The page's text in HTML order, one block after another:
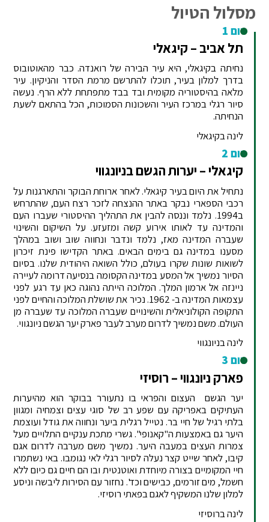
מסלול הטיול
יום 1
תל אביב – קיגאלי
נחיתה בקיגאלי, היא עיר הבירה של רואנדה. כבר מהאוטובוס
בדרך למלון בעיר, תוכלו להתרשם מרמת הסדר והניקיון. עיר
מלאה בהיסטוריה מקומית ובד בבד מתפתחת ללא הרף. נעשה
סיור רגלי במרכז העיר והשכונות הסמוכות, הכל בהתאם לשעת
הנחיתה.
לינה בקיגאלי
יום 2
קיגאלי – יערות הגשם בניונגווי
נתחיל את היום בעיר קיגאלי. לאחר ארוחת הבוקר והתארגנות על
רכבי הספארי נבקר באתר ההנצחה לזכר רצח העם, שהתרחש
ב1994. נלמד וננסה להבין את התהליך ההיסטורי שעברו העם
והמדינה עד לאותו אירוע קשה ומזעזע. על השיקום והשינוי
שעברה המדינה מאז, נלמד ונדבר ונחווה שוב ושוב במהלך
מסענו במדינה גם בימים הבאים. באתר הקדישו פינת זיכרון
לשואות שונות שקרו בעולם, כולל השואה היהודית שלנו. בסיום
הסיור נמשיך אל המסע במדינה הקסומה בנסיעה דרומה לעיירה
ניינזה אל ארמון המלך. המלוכה הייתה נהוגה כאן עד רגע לפני
עצמאות המדינה ב- 1962. נכיר את שושלת המלוכה והחיים לפני
התקופה הקולוניאלית והשינויים שעברה המלוכה עד שעברה מן
העולם. משם נמשיך לדרום מערב לעבר פארק יער הגשם ניונגווי.
לינה בניונגווי
יום 3
פארק ניונגווי – רוסיזי
יער הגשם העצום והפראי בו נתעורר בבוקר הוא מהיערות
העתיקים באפריקה עם שפע רב של סוגי עצים וצמחיה ומגוון
בלתי רגיל של חיי בר. נטייל רגלית ביער ונחווה את גודל ועוצמת
היער גם באמצעות ה"קאנופי". גשרי מתכת ענקיים התלויים מעל
צמרות העצים במעבה היער. נמשיך משם מערבה לדרום אגם
קיבו, לאחר שייט קצר נעלה לסיור רגלי לאי נגומבו. באי נשתמרו
חיי המקומיים בצורה מיוחדת ואוטנטית ובו הם חיים גם כיום ללא
חשמל, מים זורמים, כבישים וכד'. נחזור עם הסירות ליבשה וניסע
למלון שלנו המשקיף לאגם בפאתי רוסיזי.
לינה ברוסיזי